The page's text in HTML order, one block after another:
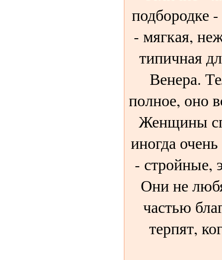
подбородке
- мягкая,
типичная
Венера.
полное, оно
Женщины
иногда
- стройные,
Они не
частью
терпят,